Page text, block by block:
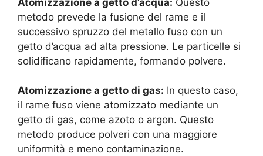
metodo prevede la fusione del rame e il
successivo spruzzo del metallo fuso con un
getto d’acqua ad alta pressione. Le particelle si
solidificano rapidamente, formando polvere.
Atomizzazione a getto di gas: In questo caso,
il rame fuso viene atomizzato mediante un
getto di gas, come azoto o argon. Questo
metodo produce polveri con una maggiore
uniformità e meno contaminazione.